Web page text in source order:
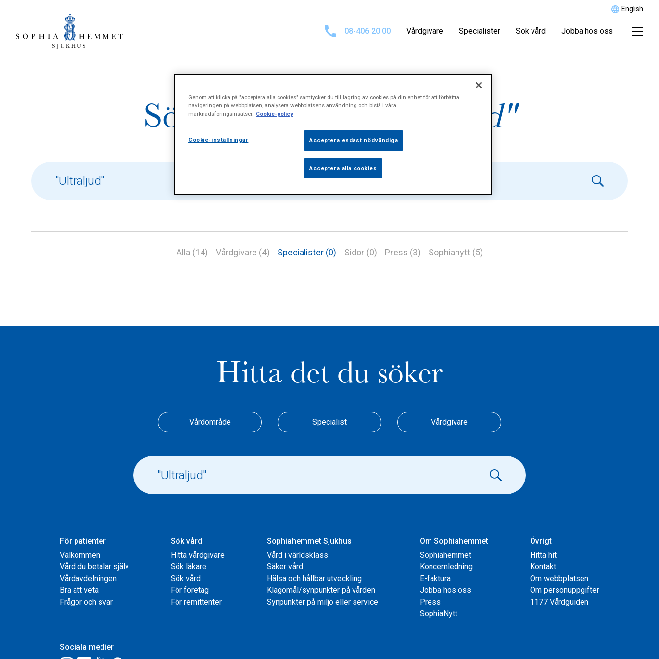
English
08-406 20 00 Vårdgivare Specialister Sök vård Jobba hos oss
Sökresultat för"Ultraljud"
Alla (14) Vårdgivare (4) Specialister (0) Sidor (0) Press (3) Sophianytt (5)
Hitta det du söker
Vårdområde Specialist Vårdgivare
För patienter
Välkommen
Vård du betalar själv
Vårdavdelningen
Bra att veta
Frågor och svar
Sök vård
Hitta vårdgivare
Sök läkare
Sök vård
För företag
För remittenter
Sophiahemmet Sjukhus
Vård i världsklass
Säker vård
Hälsa och hållbar utveckling
Klagomål/synpunkter på vården
Synpunkter på miljö eller service
Om Sophiahemmet
Sophiahemmet
Koncernledning
E-faktura
Jobba hos oss
Press
SophiaNytt
Övrigt
Hitta hit
Kontakt
Om webbplatsen
Om personuppgifter
1177 Vårdguiden
Sociala medier
Genom att klicka på "acceptera alla cookies" samtycker du till lagring av cookies på din enhet för att förbättra
navigeringen på webbplatsen, analysera webbplatsens användning och bistå i våra
marknadsföringsinsatser. Cookie-policy
Cookie-inställningar Acceptera endast nödvändiga
Acceptera alla cookies